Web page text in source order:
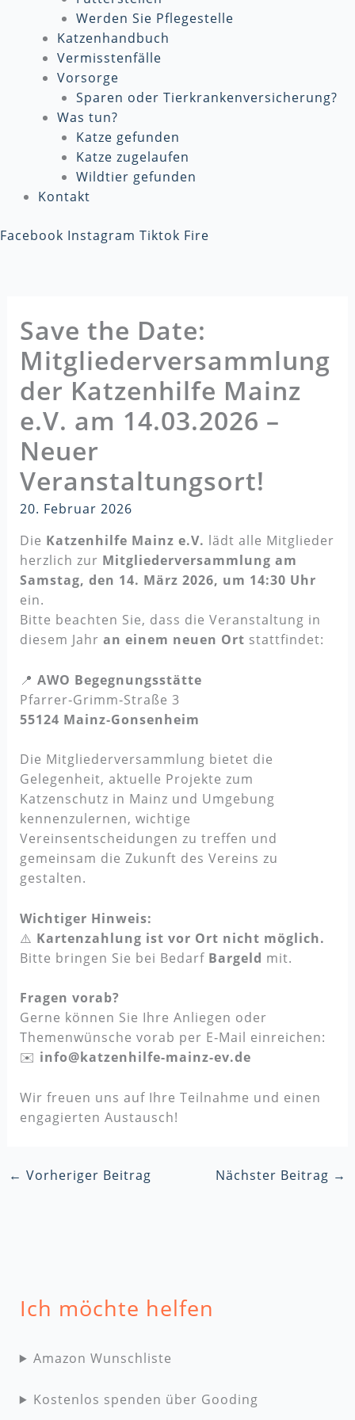
Werden Sie Pflegestelle
Katzenhandbuch
Vermisstenfälle
Vorsorge
Sparen oder Tierkrankenversicherung?
Was tun?
Katze gefunden
Katze zugelaufen
Wildtier gefunden
Kontakt
Facebook Instagram Tiktok Fire
Save the Date:
Mitgliederversammlung
der Katzenhilfe Mainz
e.V. am 14.03.2026 –
Neuer
Veranstaltungsort!
20. Februar 2026
Die Katzenhilfe Mainz e.V. lädt alle Mitglieder
herzlich zur Mitgliederversammlung am
Samstag, den 14. März 2026, um 14:30 Uhr
ein.
Bitte beachten Sie, dass die Veranstaltung in
diesem Jahr an einem neuen Ort stattfindet:
📍 AWO Begegnungsstätte
Pfarrer‑Grimm‑Straße 3
55124 Mainz‑Gonsenheim
Die Mitgliederversammlung bietet die
Gelegenheit, aktuelle Projekte zum
Katzenschutz in Mainz und Umgebung
kennenzulernen, wichtige
Vereinsentscheidungen zu treffen und
gemeinsam die Zukunft des Vereins zu
gestalten.
Wichtiger Hinweis:
⚠️ Kartenzahlung ist vor Ort nicht möglich.
Bitte bringen Sie bei Bedarf Bargeld mit.
Fragen vorab?
Gerne können Sie Ihre Anliegen oder
Themenwünsche vorab per E‑Mail einreichen:
✉️ info@katzenhilfe-mainz-ev.de
Wir freuen uns auf Ihre Teilnahme und einen
engagierten Austausch!
← Vorheriger Beitrag Nächster Beitrag →
Ich möchte helfen
Amazon Wunschliste
Kostenlos spenden über Gooding